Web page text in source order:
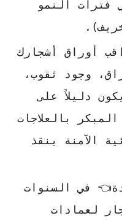
فترات النمو
أوراق أشجارك
وجود ثقوب،
دليلاً على
بالعلاجات
الآمنة ينقذ
في السنوات
لعمادات